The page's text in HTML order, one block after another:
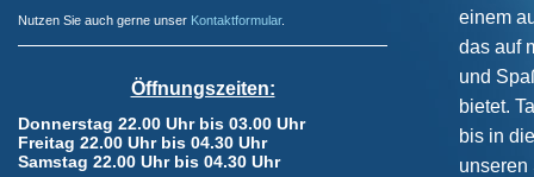
einem
das auf
und
bietet.
bis in
unseren
Nutzen Sie auch gerne unser Kontaktformular.
Öffnungszeiten:
Donnerstag 22.00 Uhr bis 03.00 Uhr
Freitag 22.00 Uhr bis 04.30 Uhr
Samstag 22.00 Uhr bis 04.30 Uhr